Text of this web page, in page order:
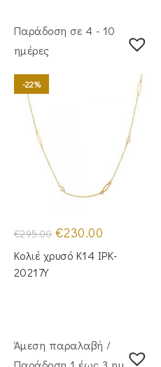
Παράδοση σε 4 - 10
ημέρες
-22%
€295.00 Original
price
was:
€295.00.
€230.00
τιμή
είναι:
Κολιέ χρυσό Κ14 IPK-
20217Y
Άμεση παραλαβή /